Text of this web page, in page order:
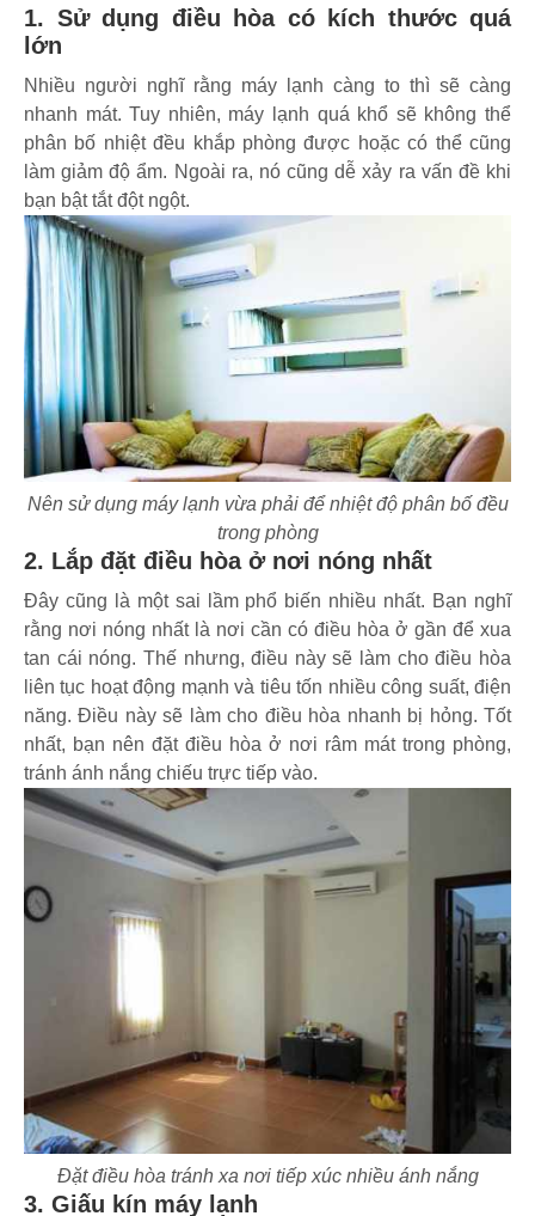
1. Sử dụng điều hòa có kích thước quá
lớn
Nhiều người nghĩ rằng máy lạnh càng to thì sẽ càng
nhanh mát. Tuy nhiên, máy lạnh quá khổ sẽ không thể
phân bố nhiệt đều khắp phòng được hoặc có thể cũng
làm giảm độ ẩm. Ngoài ra, nó cũng dễ xảy ra vấn đề khi
bạn bật tắt đột ngột.
Nên sử dụng máy lạnh vừa phải để nhiệt độ phân bố đều
trong phòng
2. Lắp đặt điều hòa ở nơi nóng nhất
Đây cũng là một sai lầm phổ biến nhiều nhất. Bạn nghĩ
rằng nơi nóng nhất là nơi cần có điều hòa ở gần để xua
tan cái nóng. Thế nhưng, điều này sẽ làm cho điều hòa
liên tục hoạt động mạnh và tiêu tốn nhiều công suất, điện
năng. Điều này sẽ làm cho điều hòa nhanh bị hỏng. Tốt
nhất, bạn nên đặt điều hòa ở nơi râm mát trong phòng,
tránh ánh nắng chiếu trực tiếp vào.
Đặt điều hòa tránh xa nơi tiếp xúc nhiều ánh nắng
3. Giấu kín máy lạnh